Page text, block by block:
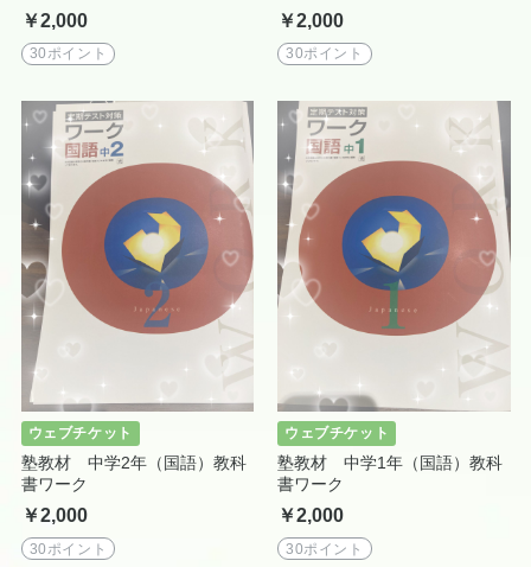
￥2,000
30ポイント
￥2,000
30ポイント
ウェブチケット
塾教材 中学2年（国語）教科
書ワーク
￥2,000
30ポイント
ウェブチケット
塾教材 中学1年（国語）教科
書ワーク
￥2,000
30ポイント